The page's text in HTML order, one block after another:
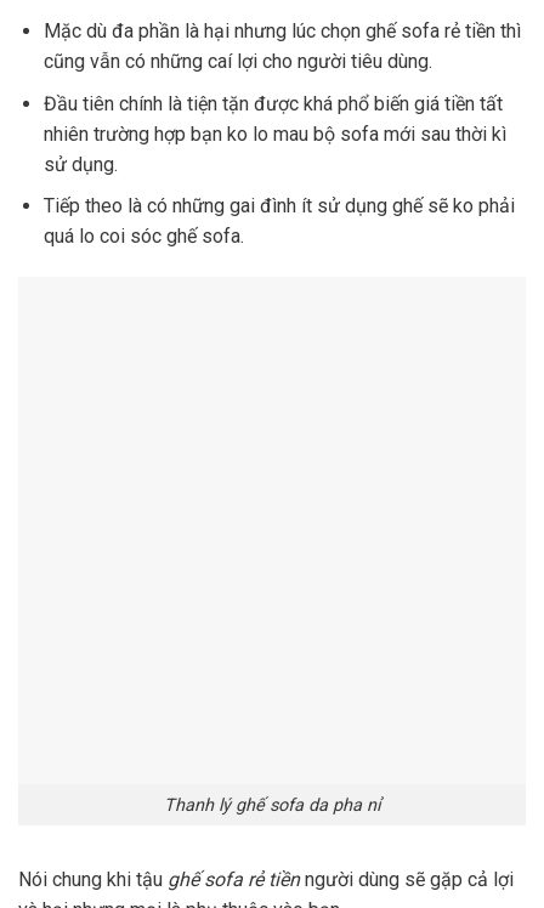
Mặc dù đa phần là hại nhưng lúc chọn ghế sofa rẻ tiền thì
cũng vẫn có những caí lợi cho người tiêu dùng.
Đầu tiên chính là tiện tặn được khá phổ biến giá tiền tất
nhiên trường hợp bạn ko lo mau bộ sofa mới sau thời kì
sử dụng.
Tiếp theo là có những gai đình ít sử dụng ghế sẽ ko phải
quá lo coi sóc ghế sofa.
Thanh lý ghế sofa da pha nỉ
Nói chung khi tậu ghế sofa rẻ tiềnngười dùng sẽ gặp cả lợi